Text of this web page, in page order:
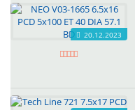
20.12.2023